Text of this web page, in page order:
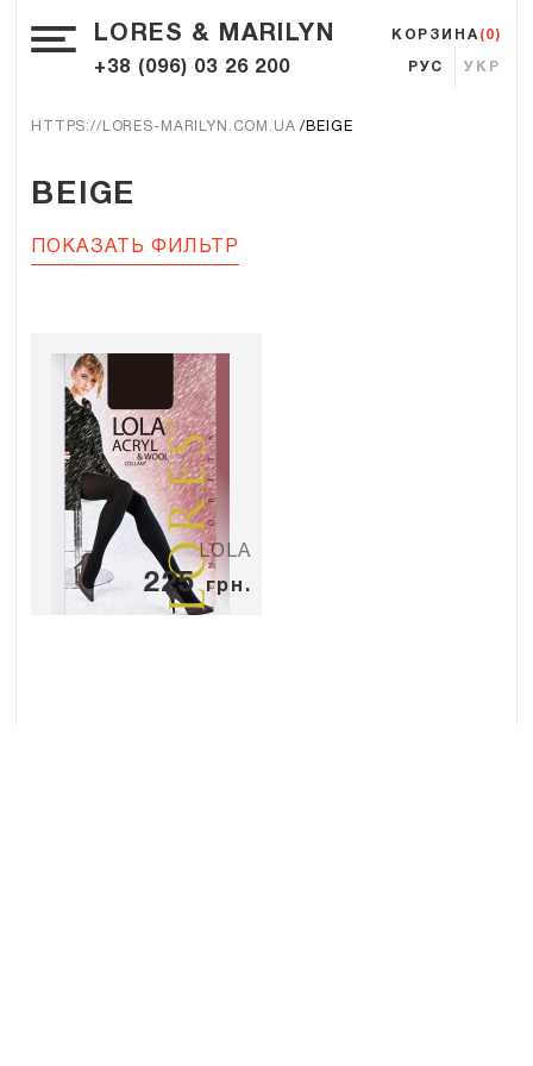
LORES & MARILYN
+38 (096) 03 26 200 РУС УКР
КОРЗИНА (0)
HTTPS://LORES-MARILYN.COM.UA BEIGE
BEIGE
ПОКАЗАТЬ ФИЛЬТР
LOLA
225 грн.